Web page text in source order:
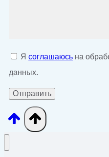
Я соглашаюсь на
данных.